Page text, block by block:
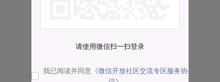
请使用微信扫一扫登录
我已阅读并同意 《微信开放社区交流专区服务协